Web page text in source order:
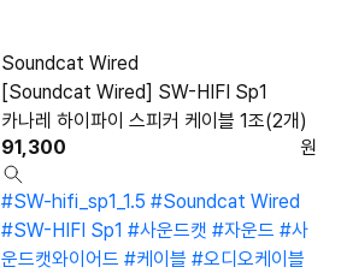
Soundcat Wired
[Soundcat Wired] SW-HIFI Sp1
카나레 하이파이 스피커 케이블 1조(2개)
91,300
원
#SW-hifi_sp1_1.5 #Soundcat Wired
#SW-HIFI Sp1 #사운드캣 #자운드 #사
운드캣와이어드 #케이블 #오디오케이블